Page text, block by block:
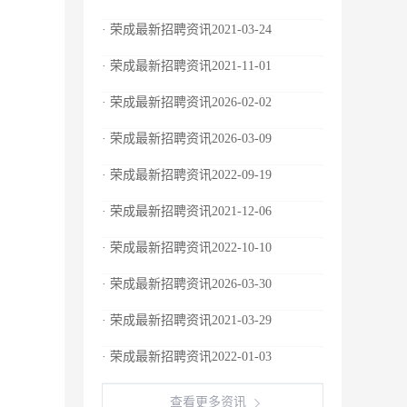
· 荣成最新招聘资讯2021-03-24
· 荣成最新招聘资讯2021-11-01
· 荣成最新招聘资讯2026-02-02
· 荣成最新招聘资讯2026-03-09
· 荣成最新招聘资讯2022-09-19
· 荣成最新招聘资讯2021-12-06
· 荣成最新招聘资讯2022-10-10
· 荣成最新招聘资讯2026-03-30
· 荣成最新招聘资讯2021-03-29
· 荣成最新招聘资讯2022-01-03
查看更多资讯